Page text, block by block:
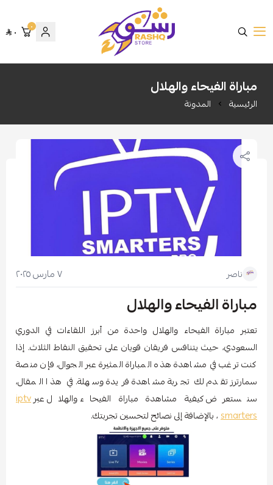
متجر رشق
٠ ٠
مباراة الفيحاء والهلال
الرئيسية المدونة
ناصر ٧ مارس ٢٠٢٥
مباراة الفيحاء والهلال
تعتبر مباراة الفيحاء والهلال واحدة من أبرز اللقاءات في الدوري
السعودي، حيث يتنافس فريقان قويان على تحقيق النقاط الثلاث. إذا
كنت ترغب في مشاهدة هذه المباراة المثيرة عبر الجوال، فإن منصة
سمارترز تقدم لك تجربة مشاهدة فريدة وسهلة. في هذا المقال،
سنستعرض كيفية مشاهدة مباراة الفيحاء والهلال عبرiptv
smarters، بالإضافة إلى نصائح لتحسين تجربتك.